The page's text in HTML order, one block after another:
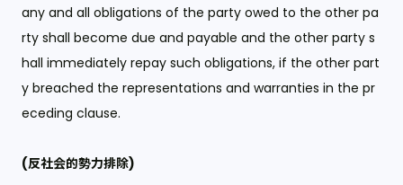
any and all obligations of the party owed to the other pa
rty shall become due and payable and the other party s
hall immediately repay such obligations, if the other part
y breached the representations and warranties in the pr
eceding clause.
(反社会的勢力排除)